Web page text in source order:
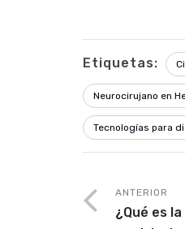
Etiquetas:
Neurocirujano en
Tecnologías para
ANTERIOR
¿Qué es